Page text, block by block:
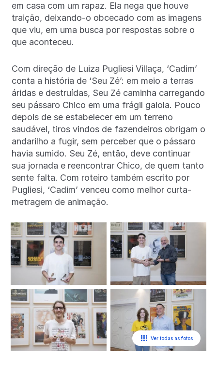
em casa com um rapaz. Ela nega que houve
traição, deixando-o obcecado com as imagens
que viu, em uma busca por respostas sobre o
que aconteceu.
Com direção de Luiza Pugliesi Villaça, ‘Cadim’
conta a história de ‘Seu Zé’: em meio a terras
áridas e destruídas, Seu Zé caminha carregando
seu pássaro Chico em uma frágil gaiola. Pouco
depois de se estabelecer em um terreno
saudável, tiros vindos de fazendeiros obrigam o
andarilho a fugir, sem perceber que o pássaro
havia sumido. Seu Zé, então, deve continuar
sua jornada e reencontrar Chico, de quem tanto
sente falta. Com roteiro também escrito por
Pugliesi, ‘Cadim’ venceu como melhor curta-
metragem de animação.
Ver todas as fotos